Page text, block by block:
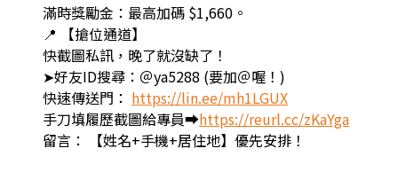
滿時獎勵金：最高加碼 $1,660。
📍 【搶位通道】
快截圖私訊，晚了就沒缺了！
➤好友ID搜尋：＠ya5288 (要加＠喔！)
快速傳送門： https://lin.ee/mh1LGUX
手刀填履歷截圖給專員➡️https://reurl.cc/zKaYga
留言： 【姓名+手機+居住地】優先安排！